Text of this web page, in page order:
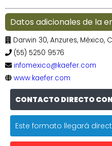
Datos adicionales de la
Darwin 30, Anzures, México,
(55) 5250 9576
infomexico@kaefer.com
www.kaefer.com
CONTACTO DIRECTO
Este formato llegará